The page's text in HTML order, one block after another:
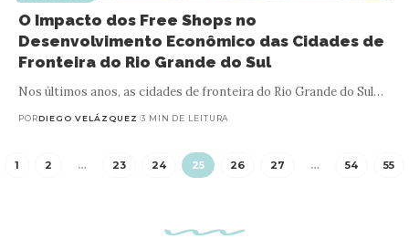
O Impacto dos Free Shops no
Desenvolvimento Econômico das Cidades de
Fronteira do Rio Grande do Sul
Nos últimos anos, as cidades de fronteira do Rio Grande do Sul…
PORDIEGO VELÁZQUEZ 3 MIN DE LEITURA
1 2 … 23 24 25 26 27 … 54 55